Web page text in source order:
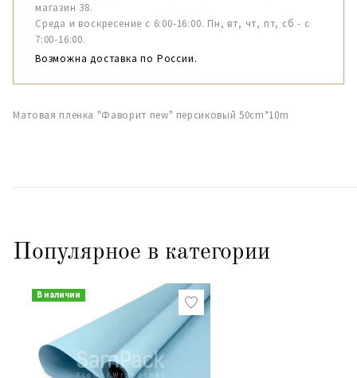
магазин 38.
Среда и воскресение с 6:00-16:00. Пн, вт, чт, пт, сб - с
7:00-16:00.
Возможна доставка по России.
Матовая пленка "Фаворит new" персиковый 50сm*10m
Популярное в категории
В наличии